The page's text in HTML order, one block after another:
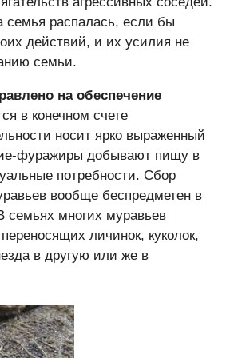
семья распалась, если бы
действий, и их усилия не
семьи.
на обеспечение
в конечном счете
носит ярко выраженный
фуражиры добывают пищу в
потребности. Сбор
вообще беспредметен в
многих муравьев
личинок, куколок,
в другую или же в